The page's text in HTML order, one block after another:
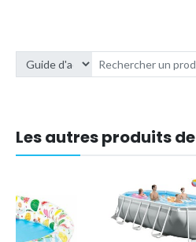
Les autres produits de